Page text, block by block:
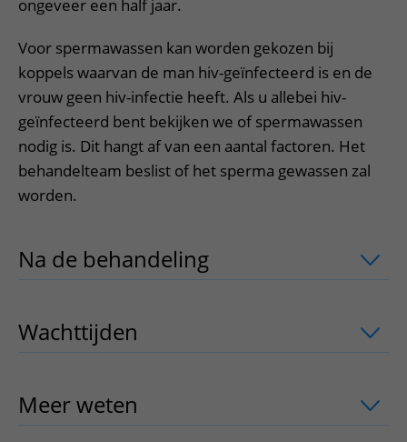
ongeveer een half jaar.
Voor spermawassen kan worden gekozen bij
koppels waarvan de man hiv-geïnfecteerd is en de
vrouw geen hiv-infectie heeft. Als u allebei hiv-
geïnfecteerd bent bekijken we of spermawassen
nodig is. Dit hangt af van een aantal factoren. Het
behandelteam beslist of het sperma gewassen zal
worden.
Na de behandeling uitklapper, klik
Wachttijden uitklapper, klik om te
Meer weten uitklapper, klik om te